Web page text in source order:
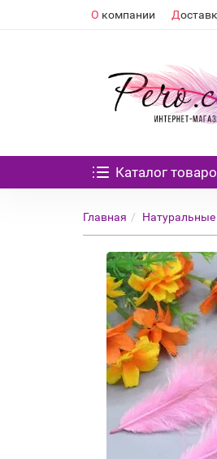
О компании Д
Каталог
Главная Натуральные